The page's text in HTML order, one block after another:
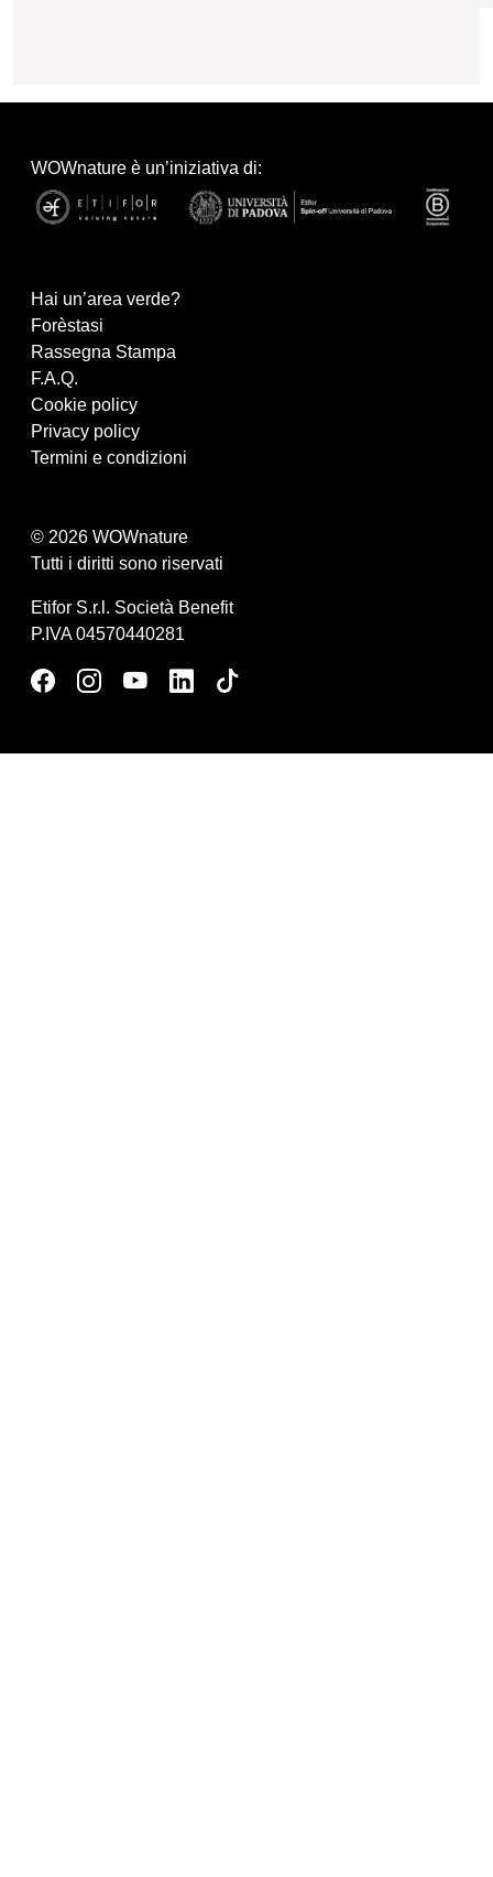
WOWnature è un’iniziativa di:
Hai un’area verde?
Forèstasi
Rassegna Stampa
F.A.Q.
Cookie policy
Privacy policy
Termini e condizioni
© 2026 WOWnature
Tutti i diritti sono riservati
Etifor S.r.l. Società Benefit
P.IVA 04570440281